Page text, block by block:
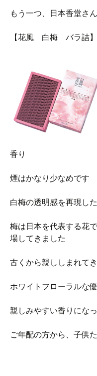
もう一つ、日本香堂さ
【花風 白梅 バラ詰
香り
煙はかなり少なめです
白梅の透明感を再現し
梅は日本を代表する花
場してきました
古くから親ししまれて
ホワイトフローラルな
親しみやすい香りにな
ご年配の方から、子供